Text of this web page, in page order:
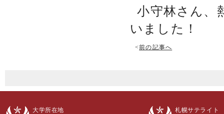
小守林さん、
いました！
<前の記事へ
大学所在地
札幌サテライト